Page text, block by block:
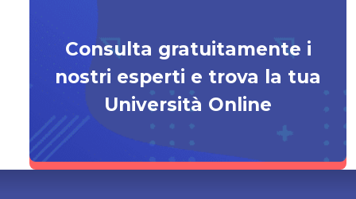
Consulta gratuitamente i
nostri esperti e trova la tua
Università Online